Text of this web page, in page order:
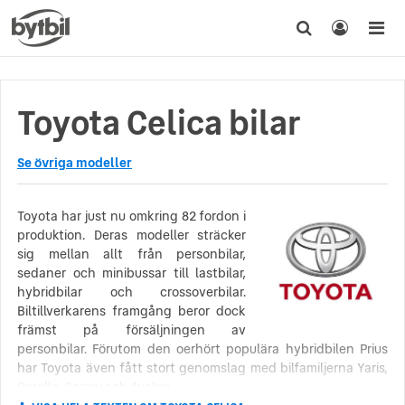
Toyota Celica bilar
Se övriga modeller
Toyota har just nu omkring 82 fordon i
produktion. Deras modeller sträcker
sig mellan allt från personbilar,
sedaner och minibussar till lastbilar,
hybridbilar och crossoverbilar.
Biltillverkarens framgång beror dock
främst på försäljningen av
personbilar. Förutom den oerhört populära hybridbilen Prius
har Toyota även fått stort genomslag med bilfamiljerna Yaris,